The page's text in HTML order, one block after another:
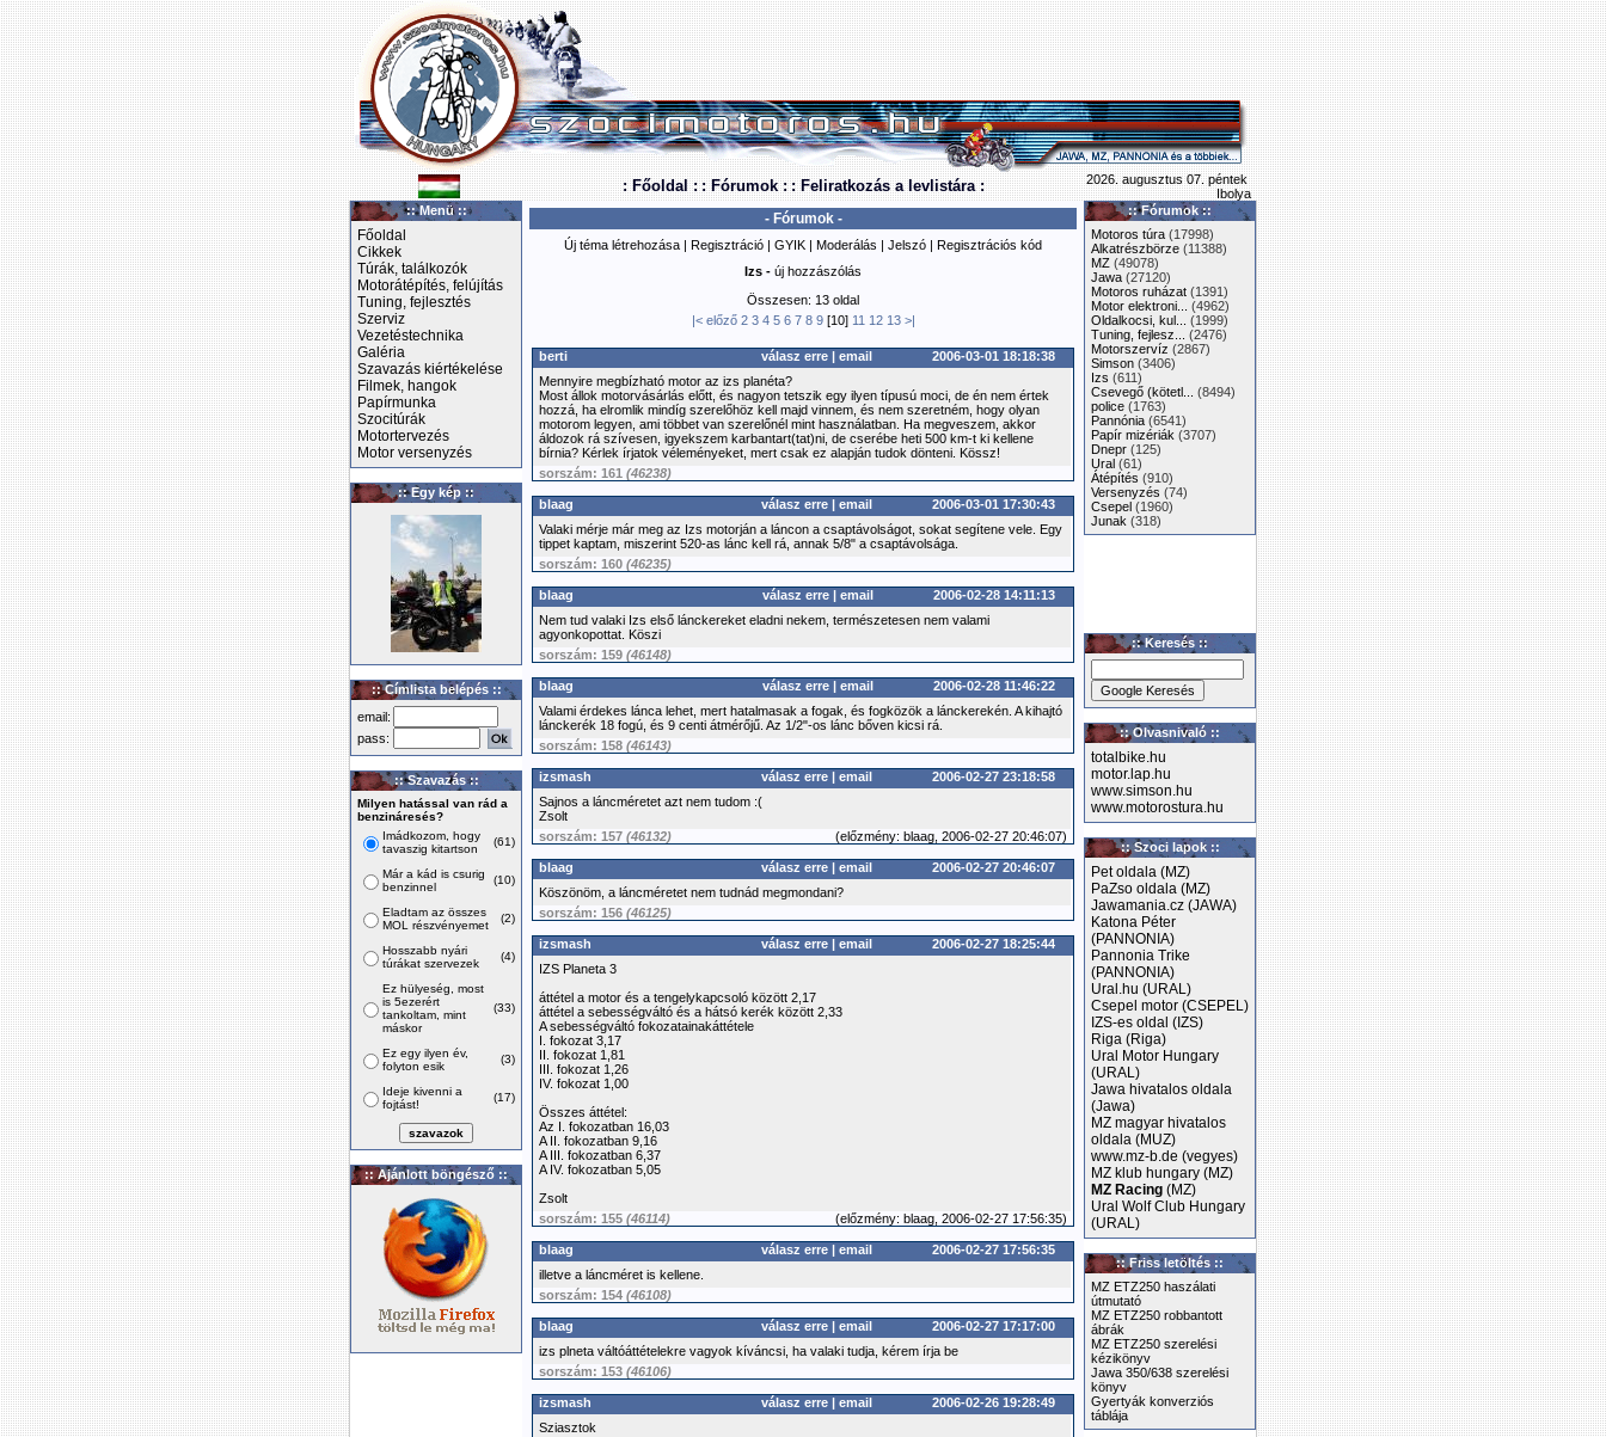
: Főoldal : : Fórumok : : Feliratkozás a levlistára :
2026. augusztus 07. péntek
Ibolya
:: Menü ::
Főoldal
Cikkek
Túrák, találkozók
Motorátépítés, felújítás
Tuning, fejlesztés
Szerviz
Vezetéstechnika
Galéria
Szavazás kiértékelése
Filmek, hangok
Papírmunka
Szocitúrák
Motortervezés
Motor versenyzés
:: Egy kép ::
:: Címlista belépés ::
email:
pass:
:: Szavazás ::
Milyen hatással van rád a
benzináresés?
Imádkozom, hogy
tavaszig kitartson
(61)
Már a kád is csurig
benzinnel
(10)
Eladtam az összes
MOL részvényemet
(2)
Hosszabb nyári
túrákat szervezek
(4)
Ez hülyeség, most
is 5ezerért
tankoltam, mint
máskor
(33)
Ez egy ilyen év,
folyton esik
(3)
Ideje kivenni a
fojtást!
(17)
:: Ajánlott böngésző ::
- Fórumok -
Új téma létrehozása | Regisztráció | GYIK | Moderálás | Jelszó | Regisztrációs kód
Izs - új hozzászólás
Összesen: 13 oldal
|< előző 2 3 4 5 6 7 8 9[10] 11 12 13 >|
berti válasz erre | email
2006-03-01 18:18:38
Mennyire megbízható motor az izs planéta?
Most állok motorvásárlás előtt, és nagyon tetszik egy ilyen típusú moci, de én nem értek
hozzá, ha elromlik mindíg szerelőhöz kell majd vinnem, és nem szeretném, hogy olyan
motorom legyen, ami többet van szerelőnél mint használatban. Ha megveszem, akkor
áldozok rá szívesen, igyekszem karbantart(tat)ni, de cserébe heti 500 km-t ki kellene
bírnia? Kérlek írjatok véleményeket, mert csak ez alapján tudok dönteni. Kössz!
sorszám: 161 (46238)
blaag válasz erre | email
2006-03-01 17:30:43
Valaki mérje már meg az Izs motorján a láncon a csaptávolságot, sokat segítene vele. Egy
tippet kaptam, miszerint 520-as lánc kell rá, annak 5/8" a csaptávolsága.
sorszám: 160 (46235)
blaag válasz erre | email
2006-02-28 14:11:13
Nem tud valaki Izs első lánckereket eladni nekem, természetesen nem valami
agyonkopottat. Köszi
sorszám: 159 (46148)
blaag válasz erre | email
2006-02-28 11:46:22
Valami érdekes lánca lehet, mert hatalmasak a fogak, és fogközök a lánckerekén. A kihajtó
lánckerék 18 fogú, és 9 centi átmérőjű. Az 1/2"-os lánc bőven kicsi rá.
sorszám: 158 (46143)
izsmash válasz erre | email
2006-02-27 23:18:58
Sajnos a láncméretet azt nem tudom :(
Zsolt
sorszám: 157 (46132) (előzmény: blaag, 2006-02-27 20:46:07)
blaag válasz erre | email
2006-02-27 20:46:07
Köszönöm, a láncméretet nem tudnád megmondani?
sorszám: 156 (46125)
izsmash válasz erre | email
2006-02-27 18:25:44
IZS Planeta 3
áttétel a motor és a tengelykapcsoló között 2,17
áttétel a sebességváltó és a hátsó kerék között 2,33
A sebességváltó fokozatainakáttétele
I. fokozat 3,17
II. fokozat 1,81
III. fokozat 1,26
IV. fokozat 1,00
Összes áttétel:
Az I. fokozatban 16,03
A II. fokozatban 9,16
A III. fokozatban 6,37
A IV. fokozatban 5,05
Zsolt
sorszám: 155 (46114) (előzmény: blaag, 2006-02-27 17:56:35)
blaag válasz erre | email
2006-02-27 17:56:35
illetve a láncméret is kellene.
sorszám: 154 (46108)
blaag válasz erre | email
2006-02-27 17:17:00
izs plneta váltóáttételekre vagyok kíváncsi, ha valaki tudja, kérem írja be
sorszám: 153 (46106)
izsmash válasz erre | email
2006-02-26 19:28:49
Sziasztok
:: Fórumok ::
Motoros túra (17998)
Alkatrészbörze (11388)
MZ (49078)
Jawa (27120)
Motoros ruházat (1391)
Motor elektroni...
(4962)
Oldalkocsi, kul...
(1999)
Tuning, fejlesz...
(2476)
Motorszervíz (2867)
Simson (3406)
Izs (611)
Csevegő (kötetl...
(8494)
police (1763)
Pannónia (6541)
Papír mizériák (3707)
Dnepr (125)
Ural (61)
Átépítés (910)
Versenyzés (74)
Csepel (1960)
Junak (318)
:: Keresés ::
:: Olvasnivaló ::
totalbike.hu
motor.lap.hu
www.simson.hu
www.motorostura.hu
:: Szoci lapok ::
Pet oldala (MZ)
PaZso oldala (MZ)
Jawamania.cz (JAWA)
Katona Péter
(PANNONIA)
Pannonia Trike
(PANNONIA)
Ural.hu (URAL)
Csepel motor (CSEPEL)
IZS-es oldal (IZS)
Riga (Riga)
Ural Motor Hungary
(URAL)
Jawa hivatalos oldala
(Jawa)
MZ magyar hivatalos
oldala (MUZ)
www.mz-b.de (vegyes)
MZ klub hungary (MZ)
MZ Racing (MZ)
Ural Wolf Club Hungary
(URAL)
:: Friss letöltés ::
MZ ETZ250 haszálati
útmutató
MZ ETZ250 robbantott
ábrák
MZ ETZ250 szerelési
kézikönyv
Jawa 350/638 szerelési
könyv
Gyertyák konverziós
táblája